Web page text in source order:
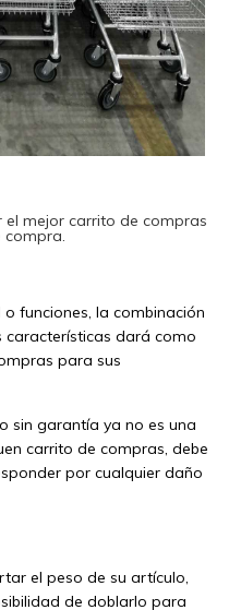
el mejor carrito de compras
compra.
funciones, la combinación
dará como
para sus
sin garantía ya no es una
carrito de compras, debe
por cualquier daño
el peso de su artículo,
de doblarlo para